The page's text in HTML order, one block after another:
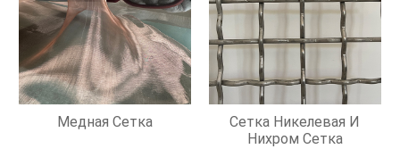
Медная Сетка
Сетка Никелевая И
Нихром Сетка